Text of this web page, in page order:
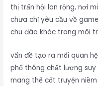
thị trấn hội lan rộng, nơi
chưa chỉ yêu cầu về
chu đáo khác trong môi
vấn đề tạo ra mối quan
phổ thông chất lượng
mang thể cốt truyện